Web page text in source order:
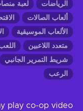
الرياضات
لعبة
ألعاب الصالات
الألعاب الموسيقية
متعدد اللاعبين
شريط التمرير الجانبي
الرعب
play co-op video